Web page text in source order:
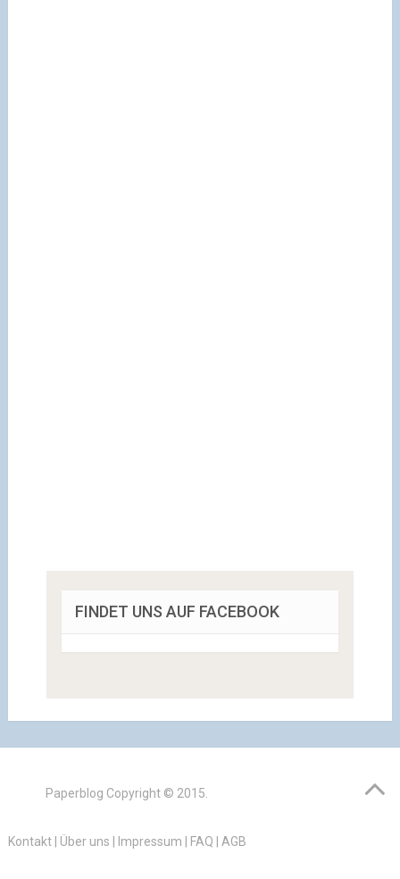
FINDET UNS AUF FACEBOOK
Paperblog Copyright © 2015.
Kontakt| Über uns Impressum FAQ AGB